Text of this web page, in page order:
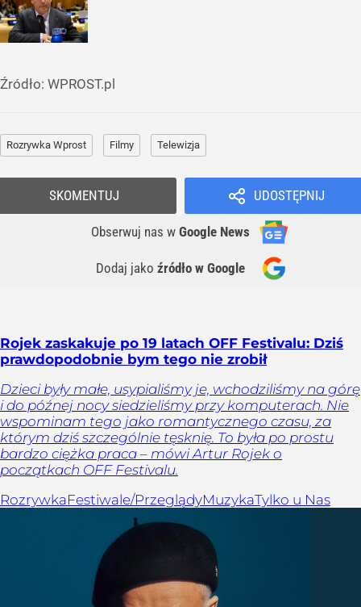
Źródło: WPROST.pl
Rozrywka Wprost Filmy Telewizja
UDOSTĘPNIJ
Obserwuj nas w Google News
Dodaj jako źródło w Google
SKOMENTUJ
Rojek zaskakuje po 19 latach OFF Festivalu: Dziś
prawdopodobnie bym tego nie zrobił
Dzieci były małe, usypialiśmy je, wchodziliśmy na górę
i do późnej nocy siedzieliśmy przy komputerach. Nie
wspominam tego jako romantycznego czasu, za
którym dziś szczególnie tęsknię. To była po prostu
bardzo ciężka praca – mówi Artur Rojek o
początkach OFF Festivalu.
RozrywkaFestiwale/PrzeglądyMuzykaTylko u Nas